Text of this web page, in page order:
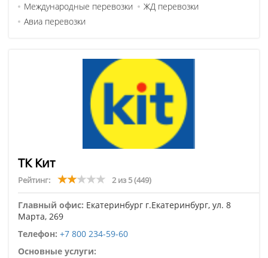
Международные перевозки
ЖД перевозки
Авиа перевозки
ТК Кит
Рейтинг: 2 из 5(449)
Главный офис: Екатеринбург г.Екатеринбург, ул. 8
Марта, 269
Телефон: +7 800 234-59-60
Основные услуги: